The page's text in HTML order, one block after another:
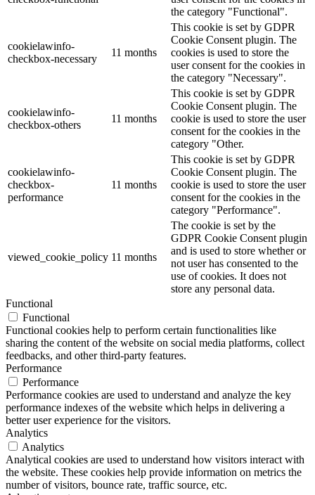
the category "Functional".
cookielawinfo-
checkbox-necessary
11 months
This cookie is set by GDPR
Cookie Consent plugin. The
cookies is used to store the
user consent for the cookies in
the category "Necessary".
cookielawinfo-
checkbox-others
11 months
This cookie is set by GDPR
Cookie Consent plugin. The
cookie is used to store the user
consent for the cookies in the
category "Other.
cookielawinfo-
checkbox-
performance
11 months
This cookie is set by GDPR
Cookie Consent plugin. The
cookie is used to store the user
consent for the cookies in the
category "Performance".
viewed_cookie_policy 11 months
The cookie is set by the
GDPR Cookie Consent plugin
and is used to store whether or
not user has consented to the
use of cookies. It does not
store any personal data.
Functional
Functional
Functional cookies help to perform certain functionalities like
sharing the content of the website on social media platforms, collect
feedbacks, and other third-party features.
Performance
Performance
Performance cookies are used to understand and analyze the key
performance indexes of the website which helps in delivering a
better user experience for the visitors.
Analytics
Analytics
Analytical cookies are used to understand how visitors interact with
the website. These cookies help provide information on metrics the
number of visitors, bounce rate, traffic source, etc.